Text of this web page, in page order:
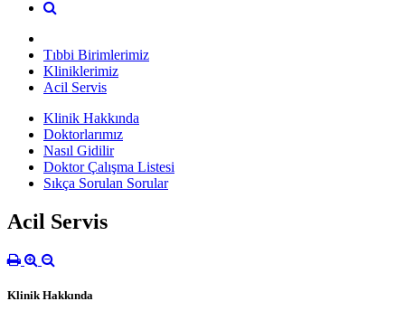
Tıbbi Birimlerimiz
Kliniklerimiz
Acil Servis
Klinik Hakkında
Doktorlarımız
Nasıl Gidilir
Doktor Çalışma Listesi
Sıkça Sorulan Sorular
Acil Servis
Klinik Hakkında